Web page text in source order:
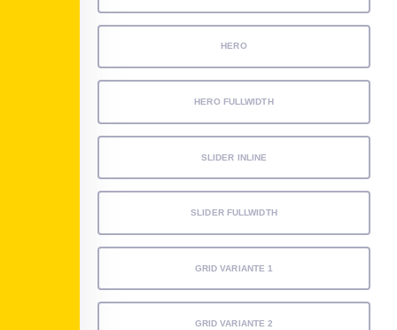
HERO
HERO FULLWIDTH
SLIDER INLINE
SLIDER FULLWIDTH
GRID VARIANTE 1
GRID VARIANTE 2